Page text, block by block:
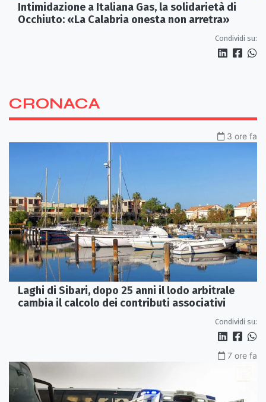
Intimidazione a Italiana Gas, la solidarietà di
Occhiuto: «La Calabria onesta non arretra»
Condividi su:
CRONACA
3 ore fa
Laghi di Sibari, dopo 25 anni il lodo arbitrale
cambia il calcolo dei contributi associativi
Condividi su:
7 ore fa